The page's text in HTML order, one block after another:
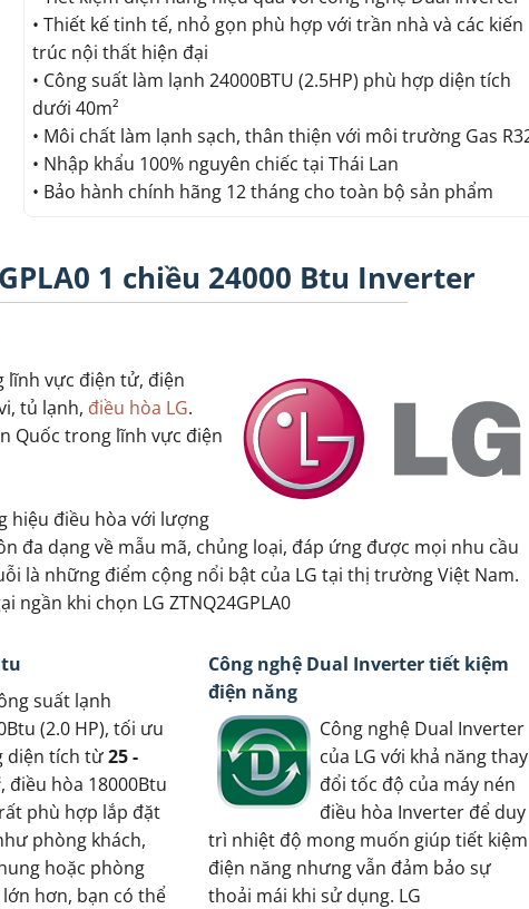
• Thiết kế tinh tế, nhỏ gọn phù hợp với trần nhà và các kiến
trúc nội thất hiện đại
• Công suất làm lạnh 24000BTU (2.5HP) phù hợp diện tích
dưới 40m²
• Môi chất làm lạnh sạch, thân thiện với môi trường Gas
• Nhập khẩu 100% nguyên chiếc tại Thái Lan
• Bảo hành chính hãng 12 tháng cho toàn bộ sản phẩm
1 chiều 24000 Btu Inverter
lĩnh vực điện tử, điện
tủ lạnh, điều hòa LG.
Quốc trong lĩnh vực điện
hiệu điều hòa với lượng
đa dạng về mẫu mã, chủng loại, đáp ứng được mọi nhu cầu
là những điểm cộng nổi bật của LG tại thị trường Việt Nam.
ngần khi chọn LG ZTNQ24GPLA0
suất lạnh
(2.0 HP), tối ưu
diện tích từ25 -
, điều hòa 18000Btu
phù hợp lắp đặt
phòng khách,
hoặc phòng
hơn, bạn có thể
Công nghệ Dual Inverter tiết kiệm
điện năng
Công nghệ Dual Inverter
của LG với khả năng thay
đổi tốc độ của máy nén
điều hòa Inverter để duy
trì nhiệt độ mong muốn giúp tiết kiệm
điện năng nhưng vẫn đảm bảo sự
thoải mái khi sử dụng. LG